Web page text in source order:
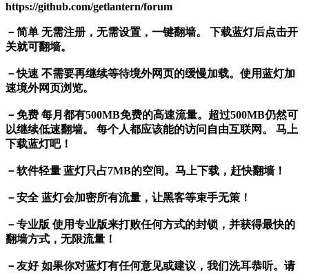
https://github.com/getlantern/forum
－简单 无需注册，无需设置，一键翻墙。 下载蓝灯后点击开
关就可翻墙。
－快速 不需要再继续等待境外网页的缓慢加载。使用蓝灯加
速境外网页浏览。
－免费 每月都有500MB免费的高速流量。超过500MB仍然可
以继续低速翻墙。 每个人都应该能的访问自由互联网。 马上
下载蓝灯吧！
－软件轻量 蓝灯只占7MB的空间。马上下载，赶快翻墙！
－安全 蓝灯会加密所有流量，让黑客等束手无策！
－专业版 使用专业版来打败任何方式的封锁，并获得最快的
翻墙方式，无限流量！
－友好 如果你对蓝灯有任何意见或建议，我们洗耳恭听。请